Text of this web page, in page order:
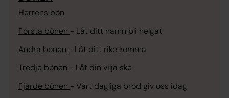
Herrens bön
Första bönen - Låt ditt namn bli helgat
Andra bönen - Låt ditt rike komma
Tredje bönen - Låt din vilja ske
Fjärde bönen - Vårt dagliga bröd giv oss idag